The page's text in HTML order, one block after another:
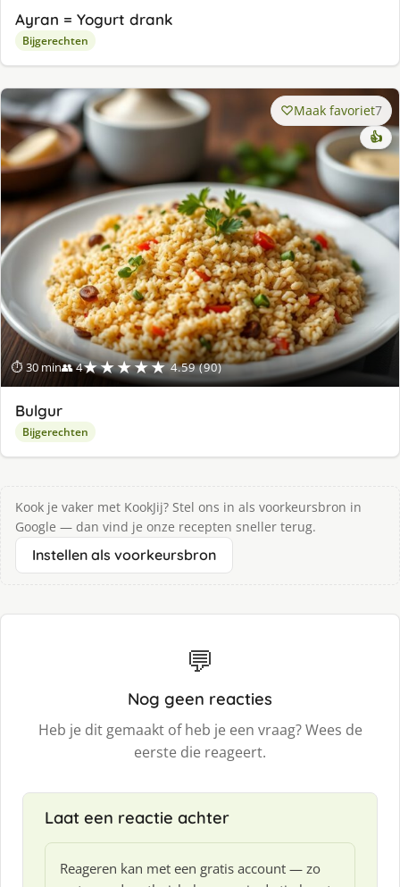
Ayran = Yogurt drank
Bijgerechten
⏱ 30 min👥 4★★★★★ 4.59 (90)
Maak favoriet7
👍
Bulgur
Bijgerechten
Kook je vaker met KookJij? Stel ons in als voorkeursbron in
Google — dan vind je onze recepten sneller terug.
Instellen als voorkeursbron
💬
Nog geen reacties
Heb je dit gemaakt of heb je een vraag? Wees de
eerste die reageert.
Laat een reactie achter
Reageren kan met een gratis account — zo